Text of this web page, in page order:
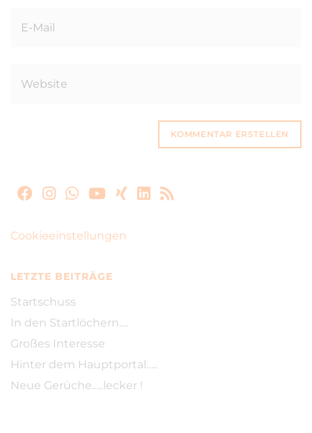
Cookieeinstellungen
LETZTE BEITRÄGE
Startschuss
In den Startlöchern….
Großes Interesse
Hinter dem Hauptportal…..
Neue Gerüche…..lecker !